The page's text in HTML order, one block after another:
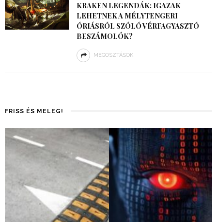
KRAKEN LEGENDÁK: IGAZAK
LEHETNEK A MÉLYTENGERI
ÓRIÁSRÓL SZÓLÓ VÉRFAGYASZTÓ
BESZÁMOLÓK?
MEGOSZTÁSOK
FRISS ÉS MELEG!